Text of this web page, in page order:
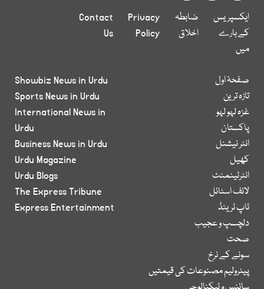
ایکسپریس
کے بارے
میں
ضابطہ
اخلاق
Privacy
Policy
Contact
Us
صفحۂ اول
تازہ ترین
غزہ لہو لہو
پاکستان
انٹر نیشنل
کھیل
انٹرٹینمنٹ
لائف اسٹائل
ٹاپ ٹرینڈ
دلچسپ و عجیب
صحت
سونے کے نرخ
پیٹرولیم مصنوعات کی قیمتیں
Showbiz News in Urdu
Sports News in Urdu
International News in
Urdu
Business News in Urdu
Urdu Magazine
Urdu Blogs
The Express Tribune
Express Entertainment